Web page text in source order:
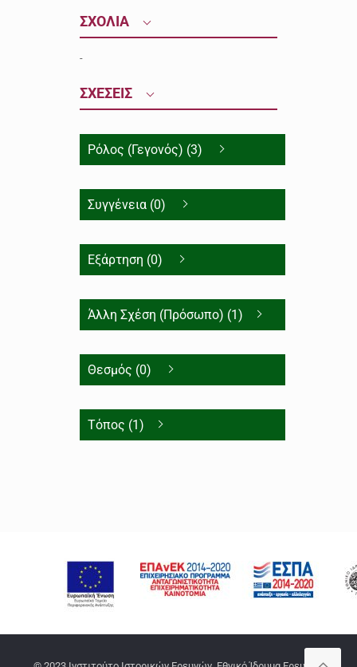
ΣΧΟΛΙΑ
-
ΣΧΕΣΕΙΣ
Ρόλος (Γεγονός) (3)
Συγγένεια (0)
Εξάρτηση (0)
Άλλη Σχέση (Πρόσωπο) (1)
Θεσμός (0)
Τόπος (1)